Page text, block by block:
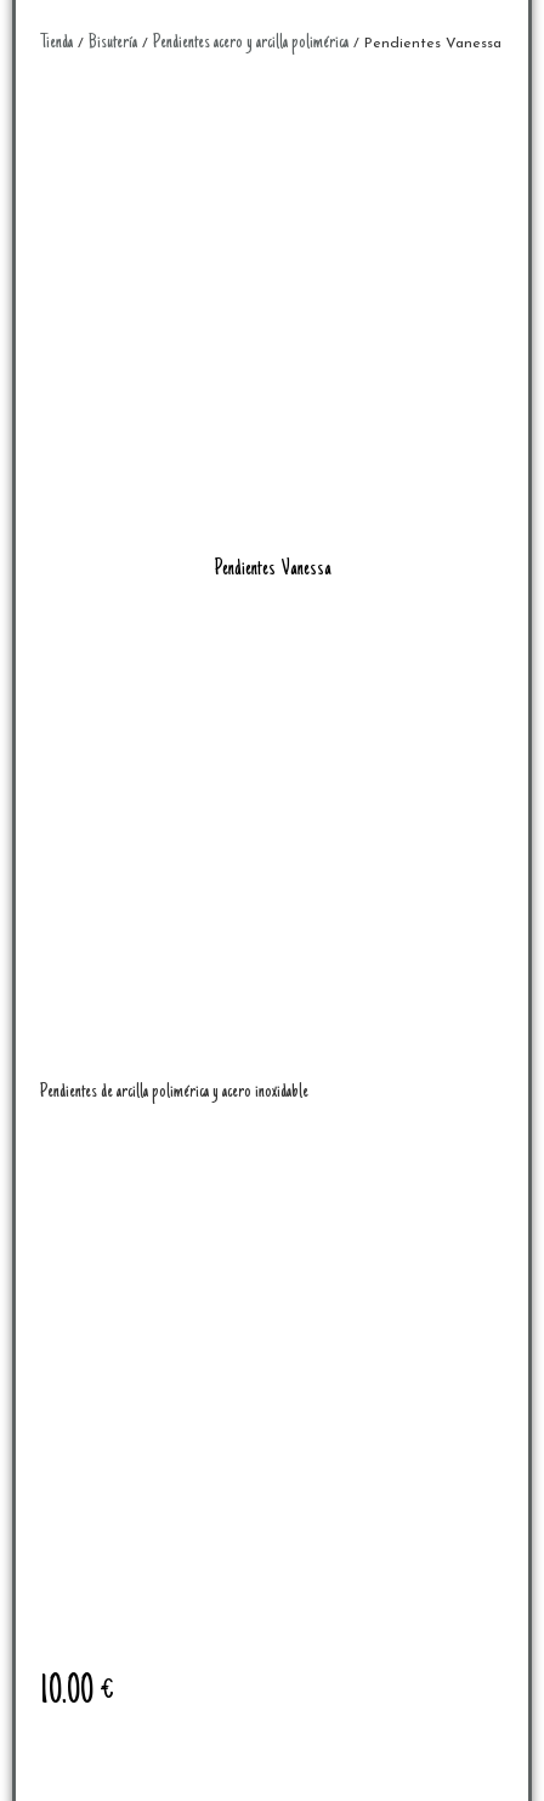
Tienda / Bisutería / Pendientes acero y arcilla polimérica / Pendientes Vanessa
Pendientes Vanessa
Pendientes de arcilla polimérica y acero inoxidable
10.00€